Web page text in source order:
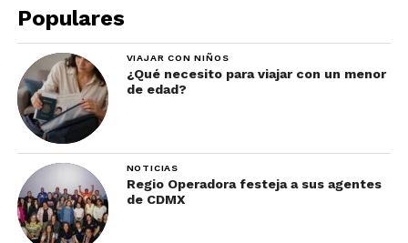
Populares
VIAJAR CON NIÑOS
¿Qué necesito para viajar con un menor
de edad?
NOTICIAS
Regio Operadora festeja a sus agentes
de CDMX